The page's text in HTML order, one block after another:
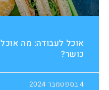
אוכל לעבודה: מה
כושר?
4 בספטמבר 2024